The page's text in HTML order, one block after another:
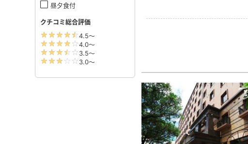
昼夕食付
クチコミ総合評価